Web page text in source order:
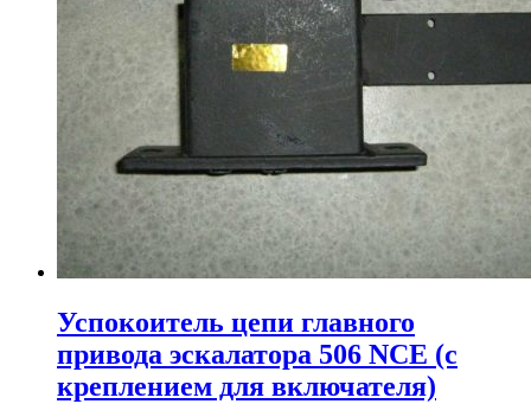
Успокоитель цепи главного
привода эскалатора 506 NCE (с
креплением для включателя)